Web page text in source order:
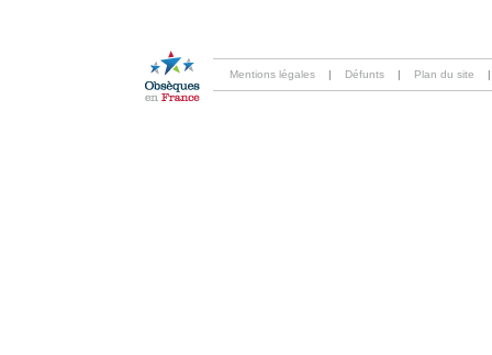
Mentions légales | Défunts | Plan du site |